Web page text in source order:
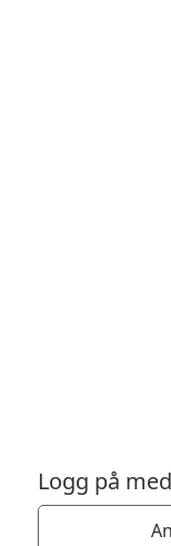
Logg på